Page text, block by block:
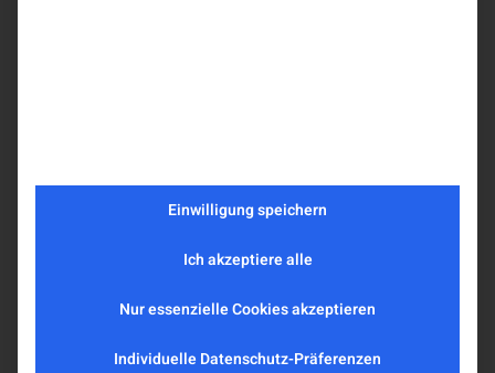
Einwilligung speichern
Ich akzeptiere alle
Nur essenzielle Cookies akzeptieren
Individuelle Datenschutz-Präferenzen